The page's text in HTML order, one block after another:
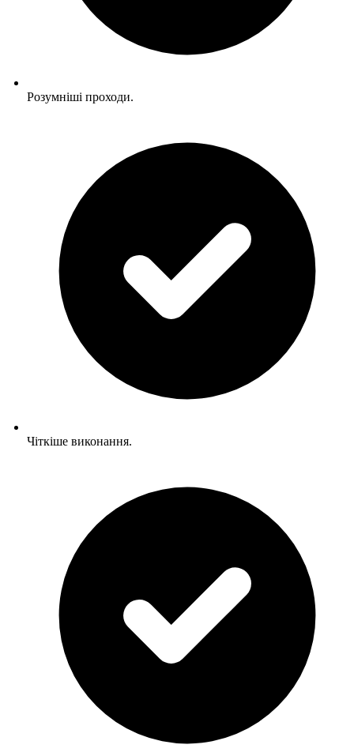
Розумніші проходи.
Чіткіше виконання.